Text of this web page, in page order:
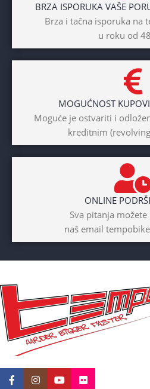
Unisex
BICIKLI-TIP RAMA
Prednji amotrizer
BICIKLI-KOČNICE
Disk mehanički
BRZA ISPORUKA VAŠE
Brza i tačna isporuka na
u roku od
MOGUĆNOST
Moguće je ostvariti i
kreditnim
ONLINE
Sva pitanja
naš email